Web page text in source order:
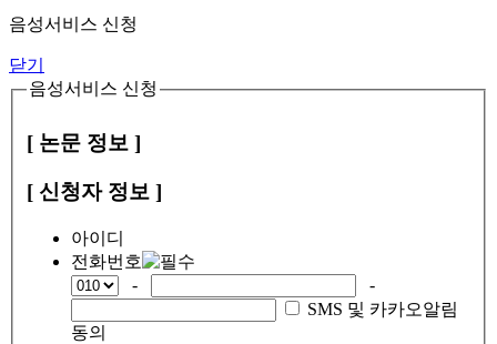
음성서비스 신청
닫기
음성서비스 신청
[ 논문 정보 ]
[ 신청자 정보 ]
아이디
전화번호
-
-
SMS 및 카카오알림
동의